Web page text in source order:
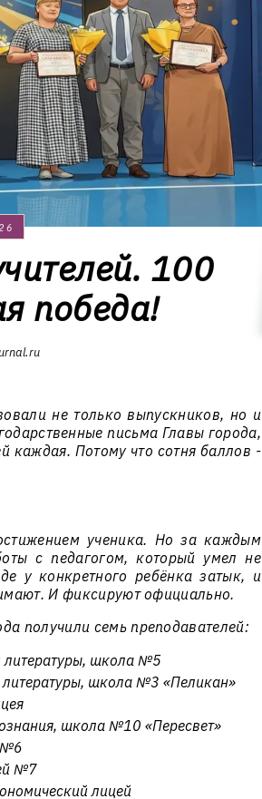
100
победа!
не только выпускников, но и
письма Главы города,
каждая. Потому что сотня баллов -
ученика. Но за каждым
с педагогом, который умел не
у конкретного ребёнка затык, и
И фиксируют официально.
получили семь преподавателей:
литературы, школа №5
литературы, школа №3 «Пеликан»
школа №10 «Пересвет»
№6
№7
лицей